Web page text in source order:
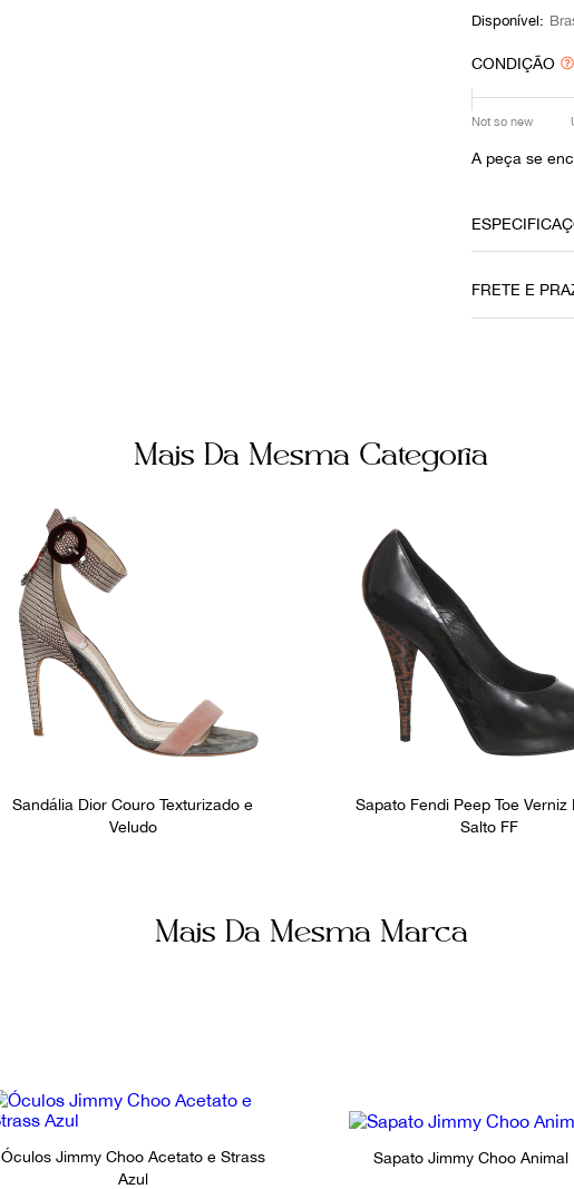
Disponível:
CONDIÇÃO
Not so new
A peça se
Brasília
FRETE E
Mais Da Mesma Categoria
Sandália Dior Couro Texturizado e
Veludo
Sapato Fendi Peep Toe Verniz
Salto FF
Mais Da Mesma Marca
Óculos Jimmy Choo Acetato e Strass
Azul
Sapato Jimmy Choo Animal